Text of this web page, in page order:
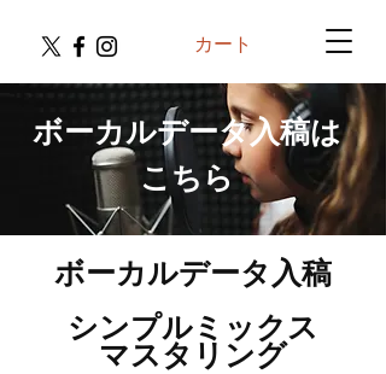
カート
ボーカルデータ入稿は
こちら
ご自身や他スタジオで
​レコーディングしたボーカルデータを
メールで送信、
ピッチ・タイミング修正いたします。
ボーカルデータ入稿
シンプルミックス
マスタリング